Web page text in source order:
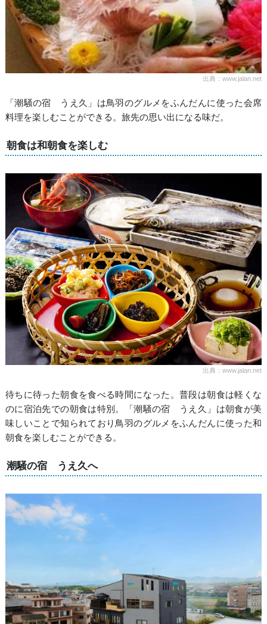
出典：www.jalan.net
「潮騒の宿 うえ久」は鳥羽のグルメをふんだんに使った会席
料理を楽しむことができる。旅先の思い出になる味だ。
朝食は和朝食を楽しむ
出典：www.jalan.net
待ちに待った朝食を食べる時間になった。普段は朝食は軽くな
のに宿泊先での朝食は特別。「潮騒の宿 うえ久」は朝食が美
味しいことで知られており鳥羽のグルメをふんだんに使った和
朝食を楽しむことができる。
潮騒の宿 うえ久へ